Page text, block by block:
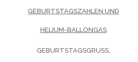
GEBURTSTAGSZAHLEN UND
HELIUM-BALLONGAS
GEBURTSTAGSGRUSS, G